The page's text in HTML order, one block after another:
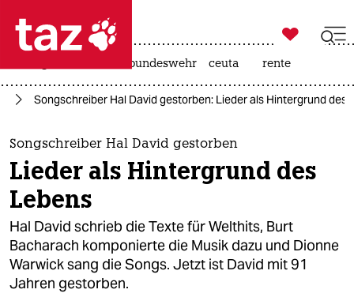
 taz zahl ich
taz zahl ich
themen
politik
öko
gesellschaft
kultur

taz zahl ich
bundeswehr ceuta rente
Songschreiber Hal David gestorben: Lieder als Hintergrund des
Songschreiber Hal David gestorben
Lieder als Hintergrund des
Lebens
Hal David schrieb die Texte für Welthits, Burt
Bacharach komponierte die Musik dazu und Dionne
Warwick sang die Songs. Jetzt ist David mit 91
Jahren gestorben.